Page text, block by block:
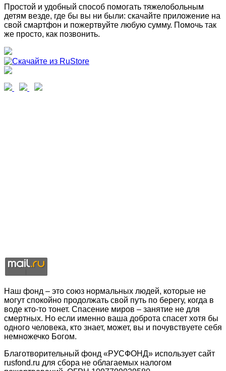
Простой и удобный способ помогать тяжелобольным
детям везде, где бы вы ни были: скачайте приложение на
свой смартфон и пожертвуйте любую сумму. Помочь так
же просто, как позвонить.
Наш фонд – это союз нормальных людей, которые не
могут спокойно продолжать свой путь по берегу, когда в
воде кто-то тонет. Спасение миров – занятие не для
смертных. Но если именно ваша доброта спасет хотя бы
одного человека, кто знает, может, вы и почувствуете себя
немножечко Богом.
Благотворительный фонд «РУСФОНД» использует сайт
rusfond.ru для сбора не облагаемых налогом